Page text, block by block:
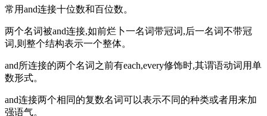
常用and连接十位数和百位数。
两个名词被and连接,如前烂卜一名词带冠词,后一名词不带冠
词,则整个结构表示一个整体。
and所连接的两个名词之前有each,every修饰时,其谓语动词用单
数形式。
and连接两个相同的复数名词可以表示不同的种类或者用来加
强语气。